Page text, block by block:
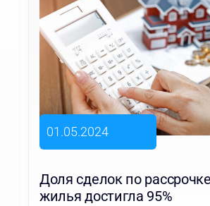
01.05.2024
Доля сделок по
жилья достигла 95%